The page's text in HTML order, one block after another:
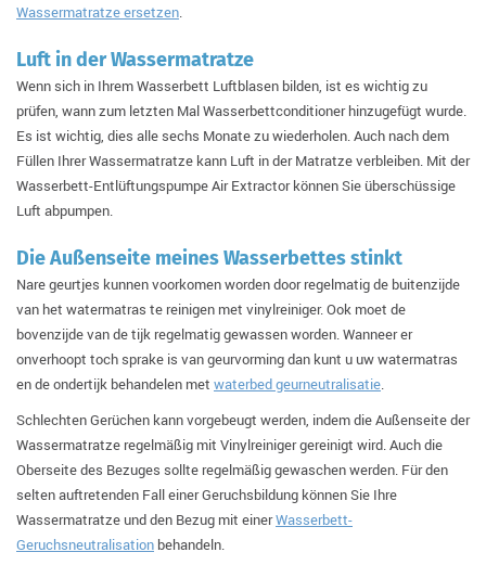
Wassermatratze ersetzen
Luft in der Wassermatratze
Wenn sich in Ihrem Wasserbett Luftblasen bilden, ist es wichtig zu
prüfen, wann zum letzten Mal Wasserbettconditioner hinzugefügt wurde.
Es ist wichtig, dies alle sechs Monate zu wiederholen. Auch nach dem
Füllen Ihrer Wassermatratze kann Luft in der Matratze verbleiben. Mit der
Wasserbett-Entlüftungspumpe Air Extractor können Sie überschüssige
Luft abpumpen.
Die Außenseite meines Wasserbettes stinkt
Nare geurtjes kunnen voorkomen worden door regelmatig de buitenzijde
van het watermatras te reinigen met vinylreiniger. Ook moet de
bovenzijde van de tijk regelmatig gewassen worden. Wanneer er
onverhoopt toch sprake is van geurvorming dan kunt u uw watermatras
en de ondertijk behandelen met waterbed geurneutralisatie
Schlechten Gerüchen kann vorgebeugt werden, indem die Außenseite der
Wassermatratze regelmäßig mit Vinylreiniger gereinigt wird. Auch die
Oberseite des Bezuges sollte regelmäßig gewaschen werden. Für den
selten auftretenden Fall einer Geruchsbildung können Sie Ihre
Wassermatratze und den Bezug mit einerWasserbett-
Geruchsneutralisation behandeln.